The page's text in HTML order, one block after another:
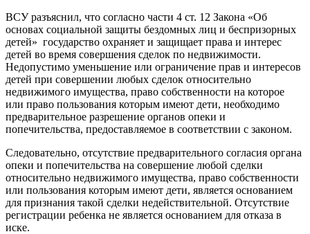
ВСУ разъяснил, что согласно части 4 ст. 12 Закона «Об
основах социальной защиты бездомных лиц и беспризорных
детей» государство охраняет и защищает права и интерес
детей во время совершения сделок по недвижимости.
Недопустимо уменьшение или ограничение прав и интересов
детей при совершении любых сделок относительно
недвижимого имущества, право собственности на которое
или право пользования которым имеют дети, необходимо
предварительное разрешение органов опеки и
попечительства, предоставляемое в соответствии с законом.
Следовательно, отсутствие предварительного согласия органа
опеки и попечительства на совершение любой сделки
относительно недвижимого имущества, право собственности
или пользования которым имеют дети, является основанием
для признания такой сделки недействительной. Отсутствие
регистрации ребенка не является основанием для отказа в
иске.